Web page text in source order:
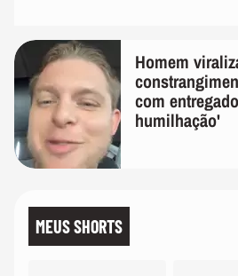
Homem
com
humilhação'
MEUS SHORTS